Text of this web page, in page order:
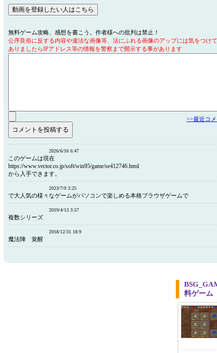
無料ゲーム攻略、感想を書こう。作者様への批判は禁止！
公序良俗に反する内容や違法な画像等、法にふれる画像のアップには気をつけ
ありましたらIPアドレス等の情報を警察まで開示する事があります
>>最近コ
2026/6/16 6:47
このゲームは現在
https://www.vector.co.jp/soft/win95/game/se412746.html
から入手できます。
2023/7/9 3:25
で大人気の様々なゲームがパソコンで楽しめる本格ブラウザゲームで
2019/4/13 3:57
複数シリーズ
2018/12/31 18:9
魔法陣 覚醒
料ゲーム